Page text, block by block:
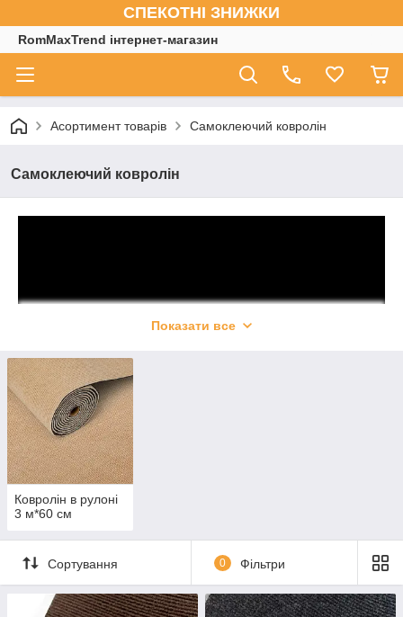
СПЕКОТНІ ЗНИЖКИ
RomMaxTrend інтернет-магазин
Асортимент товарів Самоклеючий ковролін
Самоклеючий ковролін
Показати все
Ковролін в рулоні
3 м*60 см
Сортування 0 Фільтри